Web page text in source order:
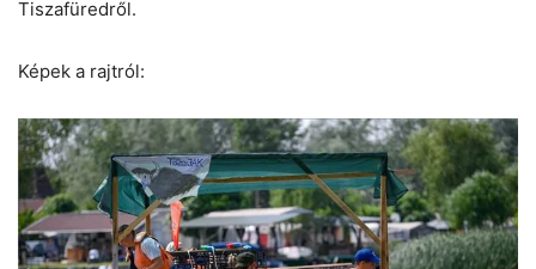
Tiszafüredről.
Képek a rajtról: